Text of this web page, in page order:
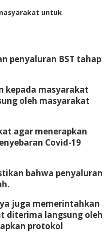
untuk
penyaluran BST tahap
kepada masyarakat
oleh masyarakat
agar menerapkan
Covid-19
bahwa penyaluran
juga memerintahkan
diterima langsung oleh
protokol